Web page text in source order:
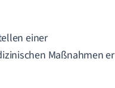
einer
Maßnahmen er